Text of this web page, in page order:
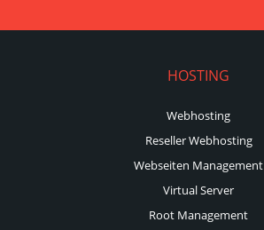
HOSTING
Webhosting
Reseller Webhosting
Webseiten Management
Virtual Server
Root Management